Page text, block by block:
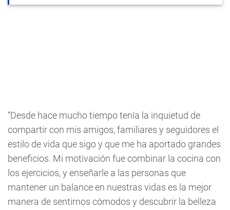
“Desde hace mucho tiempo tenía la inquietud de
compartir con mis amigos, familiares y seguidores el
estilo de vida que sigo y que me ha aportado grandes
beneficios. Mi motivación fue combinar la cocina con
los ejercicios, y enseñarle a las personas que
mantener un balance en nuestras vidas es la mejor
manera de sentirnos cómodos y descubrir la belleza